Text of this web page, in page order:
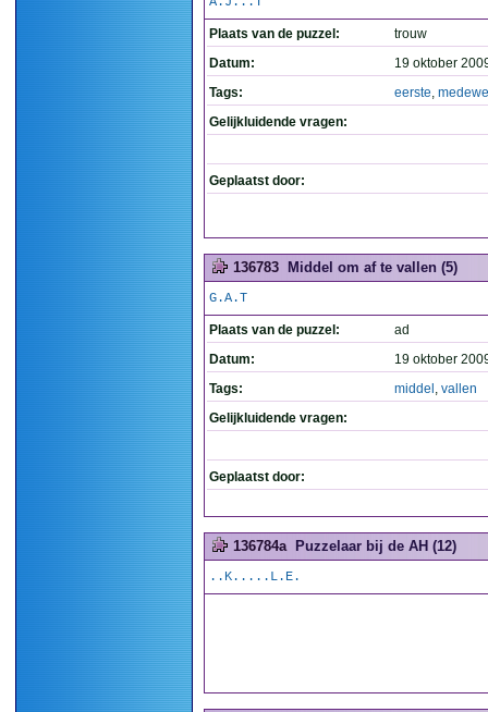
Plaats van de puzzel:
trouw
Datum:
19 oktober
Tags:
eerste,
Gelijkluidende vragen:
Geplaatst door:
136783 Middel om af te vallen (5)
G.A.T
Plaats van de puzzel:
ad
Datum:
19 oktober
Tags:
middel , vallen
Gelijkluidende vragen:
Geplaatst door:
136784a Puzzelaar bij de AH (12)
..K.....L.E.